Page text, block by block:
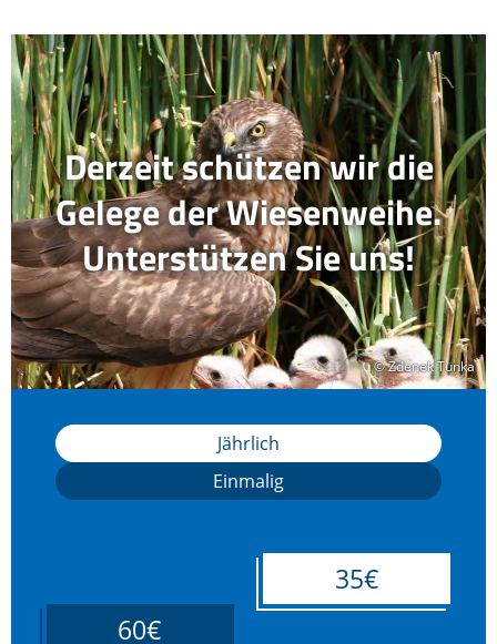
© Zdenek Tunka
© Zdenek Tunka
Derzeit schützen wir die
Gelege der Wiesenweihe.
Unterstützen Sie uns!
Jährlich
Einmalig
35€
60€